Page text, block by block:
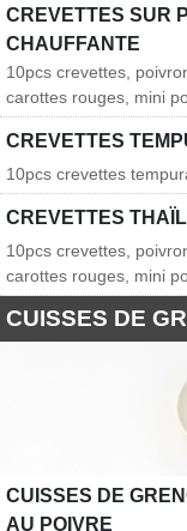
CREVETTES SUR
CHAUFFANTE
10pcs crevettes,
carottes rouges, mini
CREVETTES
10pcs crevettes
CREVETTES
10pcs crevettes,
carottes rouges, mini
CUISSES DE
CUISSES DE
AU POIVRE